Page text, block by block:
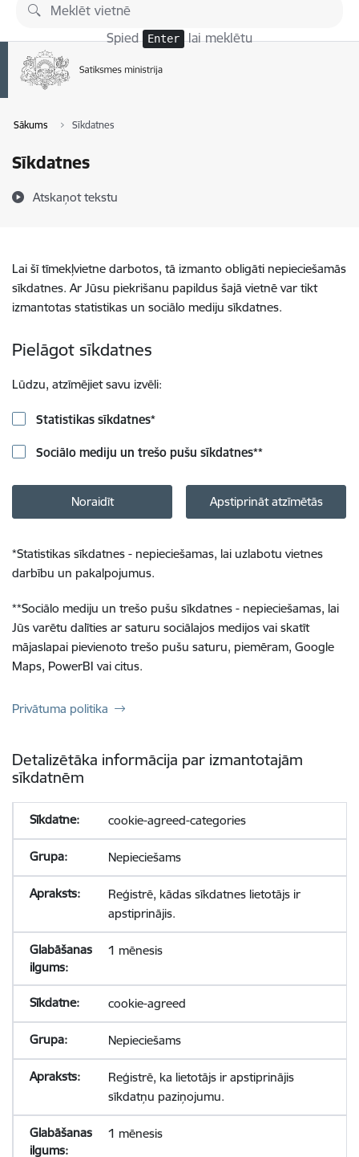
Pāriet uz lapas saturu
Spied Enter lai meklētu
Sākums Sīkdatnes
Sīkdatnes
Atskaņot tekstu
Lai šī tīmekļvietne darbotos, tā izmanto obligāti nepieciešamās
sīkdatnes. Ar Jūsu piekrišanu papildus šajā vietnē var tikt
izmantotas statistikas un sociālo mediju sīkdatnes.
Pielāgot sīkdatnes
Lūdzu, atzīmējiet savu izvēli:
Statistikas sīkdatnes*
Sociālo mediju un trešo pušu sīkdatnes**
Noraidīt Apstiprināt atzīmētās
*Statistikas sīkdatnes - nepieciešamas, lai uzlabotu vietnes
darbību un pakalpojumus.
**Sociālo mediju un trešo pušu sīkdatnes - nepieciešamas, lai
Jūs varētu dalīties ar saturu sociālajos medijos vai skatīt
mājaslapai pievienoto trešo pušu saturu, piemēram, Google
Maps, PowerBI vai citus.
Privātuma politika
Detalizētāka informācija par izmantotajām
sīkdatnēm
cookie-agreed-categories
Nepieciešams
Reģistrē, kādas sīkdatnes lietotājs ir
apstiprinājis.
1 mēnesis
cookie-agreed
Nepieciešams
Reģistrē, ka lietotājs ir apstiprinājis
sīkdatņu paziņojumu.
1 mēnesis